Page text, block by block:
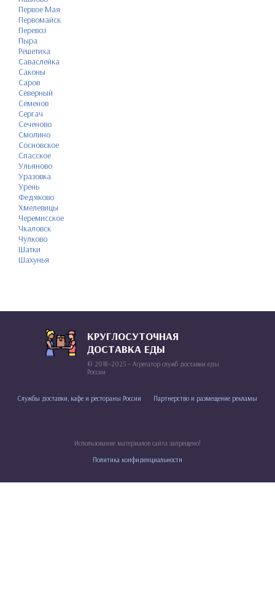
Первое Мая
Первомайск
Перевоз
Пыра
Решетиха
Саваслейка
Саконы
Саров
Северный
Семенов
Сергач
Сеченово
Смолино
Сосновское
Спасское
Ульяново
Уразовка
Урень
Федяково
Хмелевицы
Черемисское
Чкаловск
Чулково
Шатки
Шахунья
КРУГЛОСУТОЧНАЯ
ДОСТАВКА ЕДЫ
© 2018–2025 – Агрегатор служб доставки еды
России
Службы доставки, кафе и рестораны России Партнерство и размещение рекламы
Использование материалов сайта запрещено!
Политика конфиденциальности